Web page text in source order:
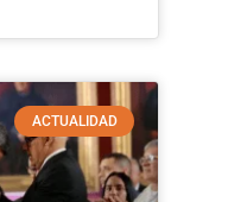
ACTUALIDAD